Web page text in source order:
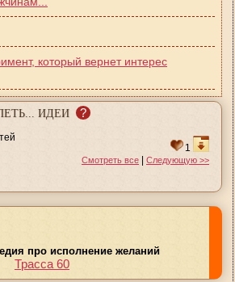
который вернет интерес
ИДЕИ ?
1
Смотреть все | Следующую >>
про исполнение желаний
Трасса 60